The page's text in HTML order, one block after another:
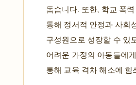
돕습니다. 또한, 학교 폭
통해 정서적 안정과 사회
구성원으로 성장할 수 있
어려운 가정의 아동들에
통해 교육 격차 해소에 힘